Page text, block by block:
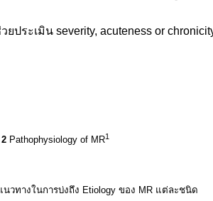
ประเมิน severity, acuteness or
Pathophysiology of MR1
วทางในการบ่งถึง Etiology ของ MR แต่ละชนิด